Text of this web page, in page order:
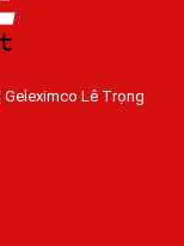
Geleximco Lê Trọng